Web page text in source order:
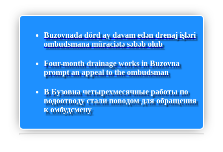
Buzovnada dörd ay davam edən drenaj işləri
ombudsmana müraciətə səbəb olub
Four-month drainage works in Buzovna
prompt an appeal to the ombudsman
В Бузовна четырехмесячные работы по
водоотводу стали поводом для обращения
к омбудсмену